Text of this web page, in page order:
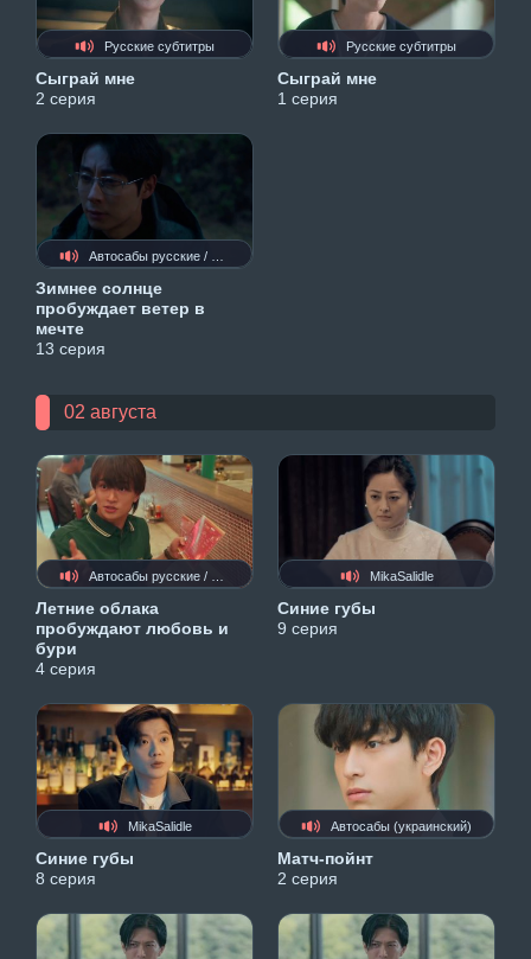
Русские субтитры
Сыграй мне
2 серия
Русские субтитры
Сыграй мне
1 серия
Автосабы русские / украинские
Зимнее солнце
пробуждает ветер в
мечте
13 серия
02 августа
Автосабы русские / украинские
Летние облака
пробуждают любовь и
бури
4 серия
MikaSalidle
Синие губы
9 серия
MikaSalidle
Синие губы
8 серия
Автосабы (украинский)
Матч-пойнт
2 серия